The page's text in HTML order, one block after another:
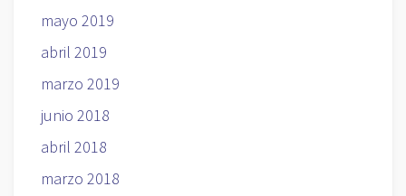
mayo 2019
abril 2019
marzo 2019
junio 2018
abril 2018
marzo 2018